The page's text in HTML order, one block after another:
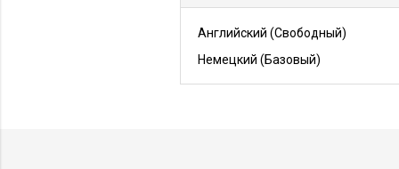
Английский (Свободный)
Немецкий (Базовый)